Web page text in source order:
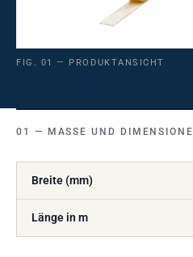
FIG. 01 — PRODUKTANSICHT
MASSE UND DIMENSIONEN
Breite (mm)
Länge in m